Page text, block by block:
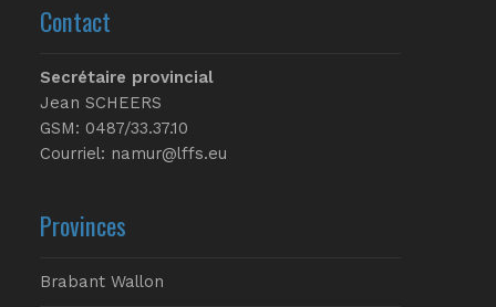
Contact
Secrétaire provincial
Jean SCHEERS
GSM: 0487/33.37.10
Courriel: namur@lffs.eu
Provinces
Brabant Wallon